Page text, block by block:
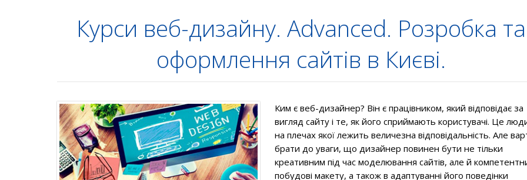
Курси веб-дизайну. Advanced. Розробка та
оформлення сайтів в Києві.
Ким є веб-дизайнер? Він є працівником, який відповідає за
вигляд сайту і те, як його сприймають користувачі. Це
на плечах якої лежить величезна відповідальність. Але
брати до уваги, що дизайнер повинен бути не тільки
креативним під час моделювання сайтів, але й
побудові макету, а також в адаптуванні його поведінки